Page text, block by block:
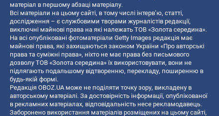
матеріал в першому абзаці матеріалу.
Всі матеріали на цьому сайті, в тому числі інтерв’ю, статті,
дослідження – є службовими творами журналістів редакції,
виключні майнові права на які належать ТОВ «Золота середина».
На всі опубліковані фотоматеріали Getty Images редакція має
майнові права, які захищаються законом України «Про авторські
права та суміжні права», ніхто не має права без письмового
дозволу ТОВ «Золота середина» їх використовувати, вони не
підлягають подальшому відтворенню, перекладу, поширенню в
будь-якій формі.
Редакція OBOZ.UA може не поділяти точку зору, викладену в
авторському матеріалі. За достовірність інформації, опублікованої
в рекламних матеріалах, відповідальність несе рекламодавець.
Заборонено використання матеріалів розміщених на цьому сайті,